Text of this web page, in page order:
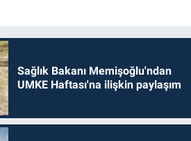
Sağlık Bakanı Memişoğlu'ndan
UMKE Haftası'na ilişkin paylaşım